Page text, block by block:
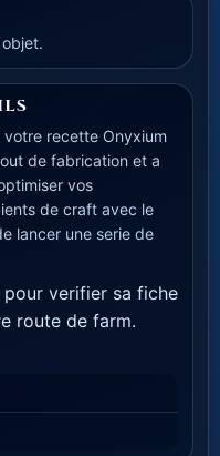
recette Onyxium
de fabrication et a
vos
de craft avec le
lancer une serie de
verifier sa fiche
route de farm.